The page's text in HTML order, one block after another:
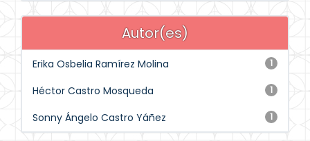
Autor(es)
1
Erika Osbelia Ramírez Molina
1
Héctor Castro Mosqueda
1
Sonny Ángelo Castro Yáñez